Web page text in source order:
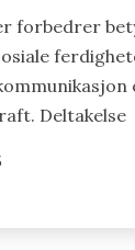
forbedrer
Deltakelse